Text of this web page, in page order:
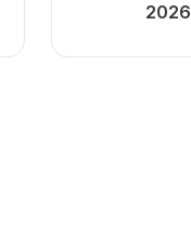
2026